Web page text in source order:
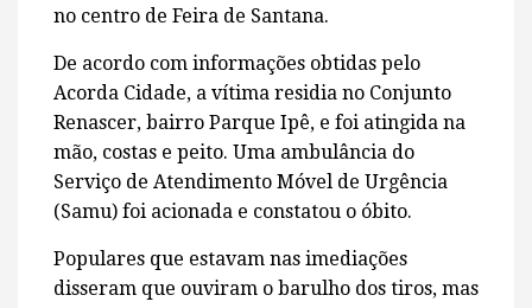
no centro de Feira de Santana.
De acordo com informações obtidas pelo
Acorda Cidade, a vítima residia no Conjunto
Renascer, bairro Parque Ipê, e foi atingida na
mão, costas e peito. Uma ambulância do
Serviço de Atendimento Móvel de Urgência
(Samu) foi acionada e constatou o óbito.
Populares que estavam nas imediações
disseram que ouviram o barulho dos tiros, mas